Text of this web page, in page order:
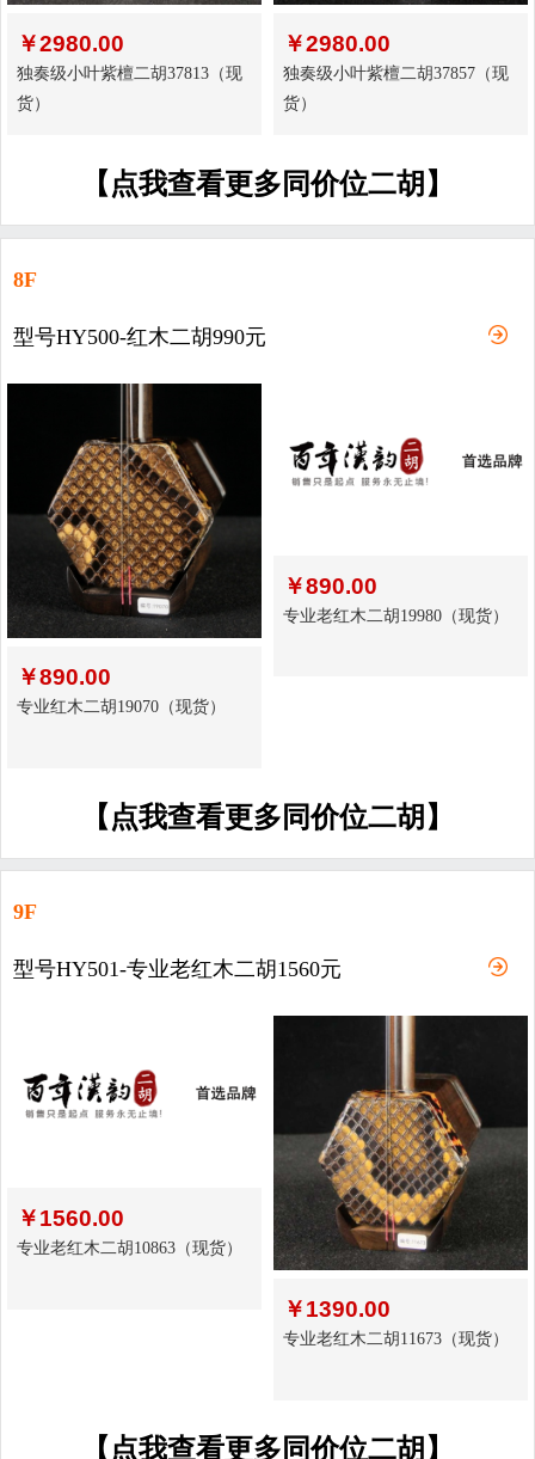
￥2980.00
独奏级小叶紫檀二胡37813（现
货）
￥2980.00
独奏级小叶紫檀二胡37857（现
货）
【点我查看更多同价位二胡】
8F
型号HY500-红木二胡990元
￥890.00
专业红木二胡19070（现货）
￥890.00
专业老红木二胡19980（现货）
【点我查看更多同价位二胡】
9F
型号HY501-专业老红木二胡1560元
￥1560.00
专业老红木二胡10863（现货）
￥1390.00
专业老红木二胡11673（现货）
【点我查看更多同价位二胡】